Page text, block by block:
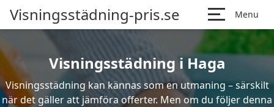
Visningsstädning-pris.se Menu
Visningsstädning i Haga
Visningsstädning kan kännas som en utmaning – särskilt
när det gäller att jämföra offerter. Men om du följer denna